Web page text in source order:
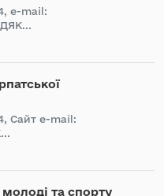
e-mail:
Сайт e-mail:
та спорту